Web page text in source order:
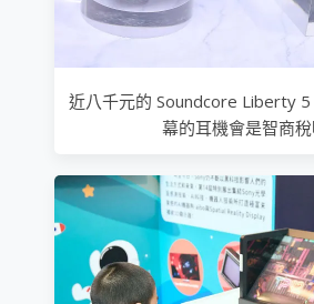
近八千元的 Soundcore Liberty
幕的耳機會是智商稅